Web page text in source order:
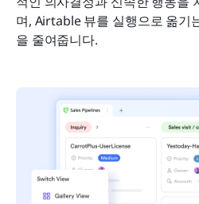
며, Airtable 뷰를 실행으로 옮기
을 줄여줍니다.